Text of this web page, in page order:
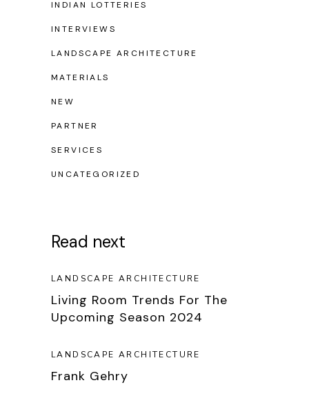
INDIAN LOTTERIES
INTERVIEWS
LANDSCAPE ARCHITECTURE
MATERIALS
NEW
PARTNER
SERVICES
UNCATEGORIZED
Read next
LANDSCAPE ARCHITECTURE
Living Room Trends For The
Upcoming Season 2024
LANDSCAPE ARCHITECTURE
Frank Gehry